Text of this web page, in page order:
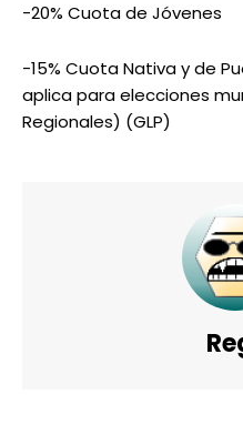
-20% Cuota de Jóvenes
-15% Cuota Nativa y de
aplica para elecciones
Regionales) (GLP)